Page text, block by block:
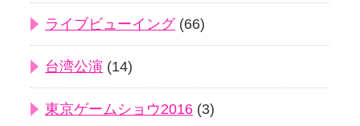
ライブビューイング(66)
台湾公演 (14)
東京ゲームショウ2016 (3)